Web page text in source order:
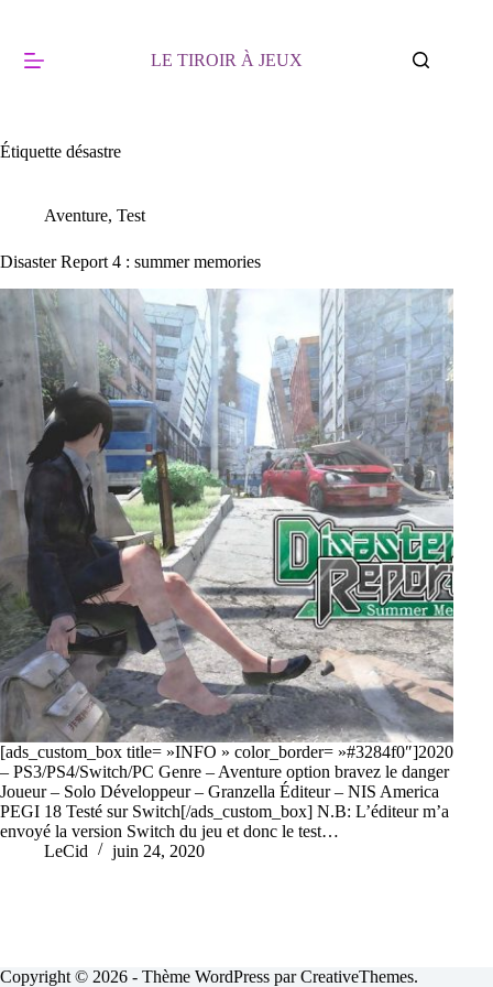
LE TIROIR À JEUX
Étiquette désastre
Aventure, Test
Disaster Report 4 : summer memories
[ads_custom_box title= »INFO » color_border= »#3284f0″]2020
– PS3/PS4/Switch/PC Genre – Aventure option bravez le danger
Joueur – Solo Développeur – Granzella Éditeur – NIS America
PEGI 18 Testé sur Switch[/ads_custom_box] N.B: L’éditeur m’a
envoyé la version Switch du jeu et donc le test…
LeCid
juin 24, 2020
Copyright © 2026 - Thème WordPress parCreativeThemes.